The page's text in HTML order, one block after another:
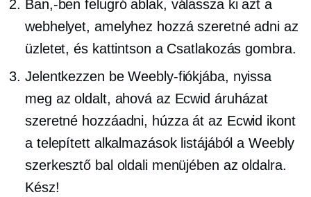
Ban,-benfelugró ablak, válassza ki azt a
webhelyet, amelyhez hozzá szeretné adni az
üzletet, és kattintson a Csatlakozás gombra.
Jelentkezzen be Weebly-fiókjába, nyissa
meg az oldalt, ahová az Ecwid áruházat
szeretné hozzáadni, húzza át az Ecwid ikont
a telepített alkalmazások listájából a Weebly
szerkesztő bal oldali menüjében az oldalra.
Kész!